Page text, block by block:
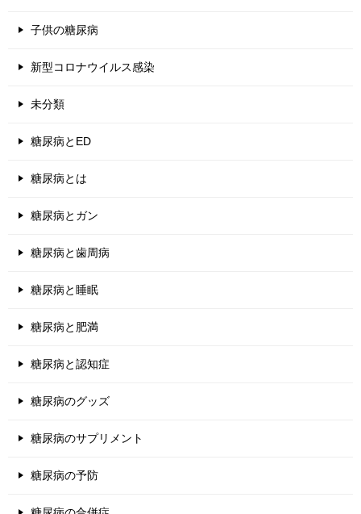
子供の糖尿病
新型コロナウイルス感染
未分類
糖尿病とED
糖尿病とは
糖尿病とガン
糖尿病と歯周病
糖尿病と睡眠
糖尿病と肥満
糖尿病と認知症
糖尿病のグッズ
糖尿病のサプリメント
糖尿病の予防